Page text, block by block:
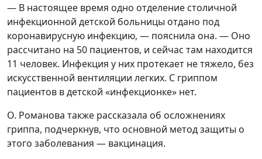
— В настоящее время одно отделение столичной
инфекционной детской больницы отдано под
коронавирусную инфекцию, — пояснила она. — Оно
рассчитано на 50 пациентов, и сейчас там находится
11 человек. Инфекция у них протекает не тяжело, без
искусственной вентиляции легких. С гриппом
пациентов в детской «инфекционке» нет.
О. Романова также рассказала об осложнениях
гриппа, подчеркнув, что основной метод защиты о
этого заболевания — вакцинация.